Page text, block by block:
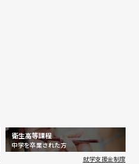
衛生高等課程
中学を卒業された方
就学支援金制度